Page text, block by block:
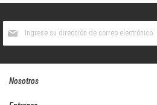
boletín
Nosotros